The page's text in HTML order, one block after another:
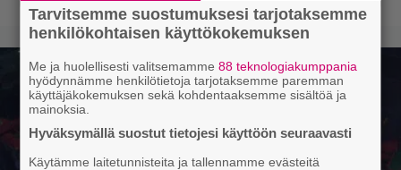
Tarvitsemme suostumuksesi tarjotaksemme
henkilökohtaisen käyttökokemuksen
Me ja huolellisesti valitsemamme88 teknologiakumppania
hyödynnämme henkilötietoja tarjotaksemme paremman
käyttäjäkokemuksen sekä kohdentaaksemme sisältöä ja
mainoksia.
Hyväksymällä suostut tietojesi käyttöön seuraavasti
Käytämme laitetunnisteita ja tallennamme evästeitä